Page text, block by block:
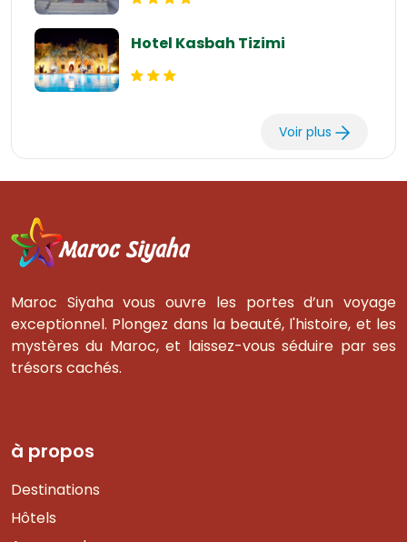
Hotel Kasbah Tizimi
Voir plus
Maroc Siyaha vous ouvre les portes d’un voyage
exceptionnel. Plongez dans la beauté, l'histoire, et les
mystères du Maroc, et laissez-vous séduire par ses
trésors cachés.
à propos
Destinations
Hôtels